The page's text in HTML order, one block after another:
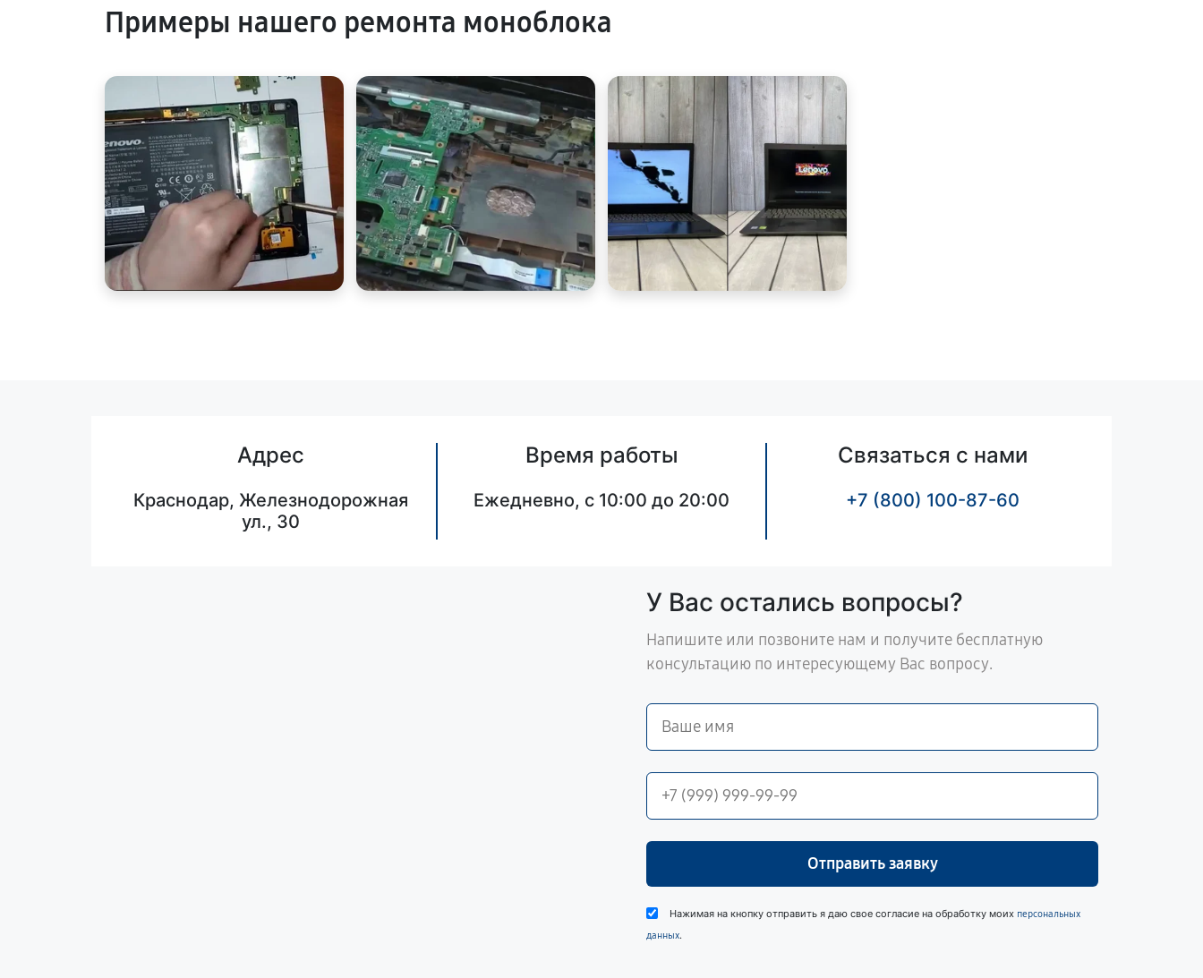
Примеры нашего ремонта моноблока
Адрес
Краснодар, Железнодорожная
ул., 30
Время работы
Ежедневно, с 10:00 до 20:00
Связаться с нами
+7 (800) 100-87-60
У Вас остались вопросы?
Напишите или позвоните нам и получите бесплатную
консультацию по интересующему Вас вопросу.
Отправить заявку
Нажимая на кнопку отправить я даю свое согласие на обработку моих персональных
данных.